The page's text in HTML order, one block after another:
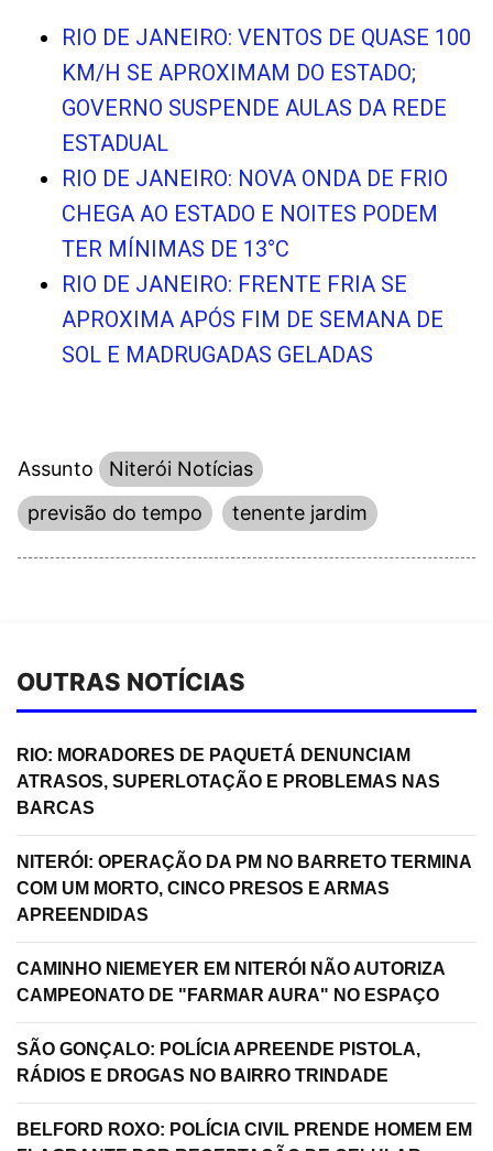
RIO DE JANEIRO: VENTOS DE QUASE 100
KM/H SE APROXIMAM DO ESTADO;
GOVERNO SUSPENDE AULAS DA REDE
ESTADUAL
RIO DE JANEIRO: NOVA ONDA DE FRIO
CHEGA AO ESTADO E NOITES PODEM
TER MÍNIMAS DE 13°C
RIO DE JANEIRO: FRENTE FRIA SE
APROXIMA APÓS FIM DE SEMANA DE
SOL E MADRUGADAS GELADAS
Assunto
Niterói Notícias
previsão do tempo
tenente jardim
OUTRAS NOTÍCIAS
RIO: MORADORES DE PAQUETÁ DENUNCIAM
ATRASOS, SUPERLOTAÇÃO E PROBLEMAS NAS
BARCAS
NITERÓI: OPERAÇÃO DA PM NO BARRETO TERMINA
COM UM MORTO, CINCO PRESOS E ARMAS
APREENDIDAS
CAMINHO NIEMEYER EM NITERÓI NÃO AUTORIZA
CAMPEONATO DE "FARMAR AURA" NO ESPAÇO
SÃO GONÇALO: POLÍCIA APREENDE PISTOLA,
RÁDIOS E DROGAS NO BAIRRO TRINDADE
BELFORD ROXO: POLÍCIA CIVIL PRENDE HOMEM EM